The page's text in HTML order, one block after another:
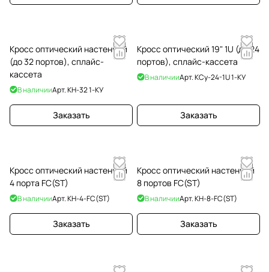
Кросс оптический настенный
(до 32 портов), сплайс-
кассета
В наличииАрт.КН-32 1-КУ
Заказать
Кросс оптический 19" 1U (до 24
портов), сплайс-кассета
В наличииАрт.КСу-24-1U 1-КУ
Заказать
Кросс оптический настенный
4 порта FC(ST)
В наличииАрт.КН-4-FC(ST)
Заказать
Кросс оптический настенный
8 портов FC(ST)
В наличииАрт.КН-8-FC(ST)
Заказать